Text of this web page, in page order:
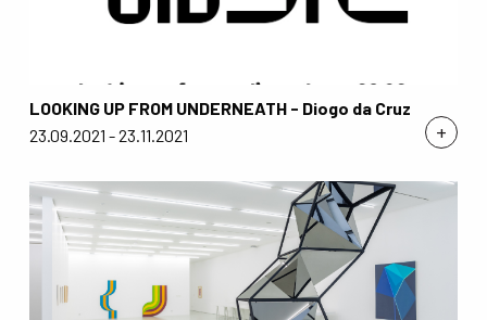
+
LOOKING UP FROM UNDERNEATH - Diogo da Cruz
23.09.2021 - 23.11.2021